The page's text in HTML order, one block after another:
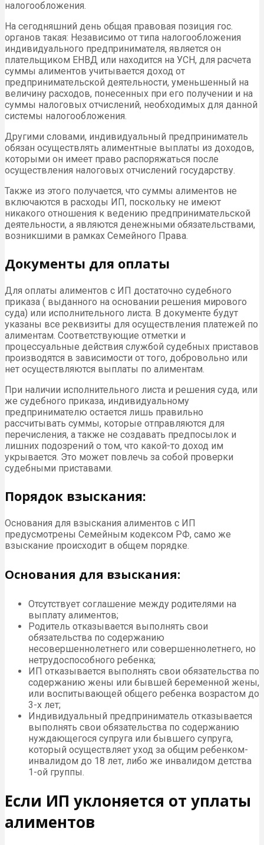
налогообложения.
На сегодняшний день общая правовая позиция гос.
органов такая: Независимо от типа налогообложения
индивидуального предпринимателя, является он
плательщиком ЕНВД или находится на УСН, для расчета
суммы алиментов учитывается доход от
предпринимательской деятельности, уменьшенный на
величину расходов, понесенных при его получении и на
суммы налоговых отчислений, необходимых для данной
системы налогообложения.
Другими словами, индивидуальный предприниматель
обязан осуществлять алиментные выплаты из доходов,
которыми он имеет право распоряжаться после
осуществления налоговых отчислений государству.
Также из этого получается, что суммы алиментов не
включаются в расходы ИП, поскольку не имеют
никакого отношения к ведению предпринимательской
деятельности, а являются денежными обязательствами,
возникшими в рамках Семейного Права.
Документы для оплаты
Для оплаты алиментов с ИП достаточно судебного
приказа ( выданного на основании решения мирового
суда) или исполнительного листа. В документе будут
указаны все реквизиты для осуществления платежей по
алиментам. Соответствующие отметки и
процессуальные действия службой судебных приставов
производятся в зависимости от того, добровольно или
нет осуществляются выплаты по алиментам.
При наличии исполнительного листа и решения суда, или
же судебного приказа, индивидуальному
предпринимателю остается лишь правильно
рассчитывать суммы, которые отправляются для
перечисления, а также не создавать предпосылок и
лишних подозрений о том, что какой-то доход им
укрывается. Это может повлечь за собой проверки
судебными приставами.
Порядок взыскания:
Основания для взыскания алиментов с ИП
предусмотрены Семейным кодексом РФ, само же
взыскание происходит в общем порядке.
Основания для взыскания:
Отсутствует соглашение между родителями на
выплату алиментов;
Родитель отказывается выполнять свои
обязательства по содержанию
несовершеннолетнего или совершеннолетнего, но
нетрудоспособного ребенка;
ИП отказывается выполнять свои обязательства по
содержанию жены или бывшей беременной жены,
или воспитывающей общего ребенка возрастом до
3-х лет;
Индивидуальный предприниматель отказывается
выполнять свои обязательства по содержанию
нуждающегося супруга или бывшего супруга,
который осуществляет уход за общим ребенком-
инвалидом до 18 лет, либо же инвалидом детства
1-ой группы.
Если ИП уклоняется от уплаты
алиментов